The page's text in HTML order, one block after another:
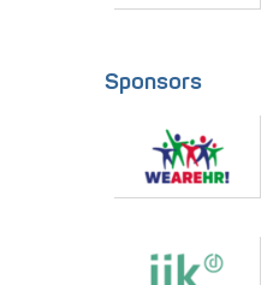
Sponsors